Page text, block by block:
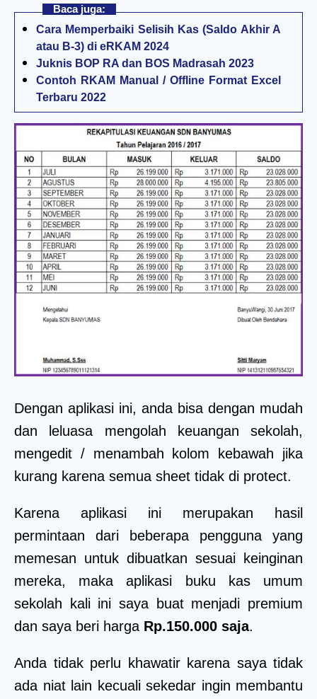
Baca juga:
Cara Memperbaiki Selisih Kas (Saldo Akhir A
atau B-3) di eRKAM 2024
Juknis BOP RA dan BOS Madrasah 2023
Contoh RKAM Manual / Offline Format Excel
Terbaru 2022
Dengan aplikasi ini, anda bisa dengan mudah
dan leluasa mengolah keuangan sekolah,
mengedit / menambah kolom kebawah jika
kurang karena semua sheet tidak di protect.
Karena aplikasi ini merupakan hasil
permintaan dari beberapa pengguna yang
memesan untuk dibuatkan sesuai keinginan
mereka, maka aplikasi buku kas umum
sekolah kali ini saya buat menjadi premium
dan saya beri harga Rp.150.000 saja.
Anda tidak perlu khawatir karena saya tidak
ada niat lain kecuali sekedar ingin membantu